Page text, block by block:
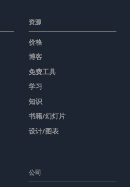
资源
价格
博客
免费工具
学习
知识
书籍/幻灯片
设计/图表
公司